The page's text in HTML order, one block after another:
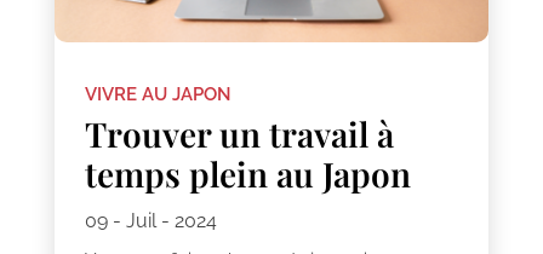
VIVRE AU JAPON
Trouver un travail à
temps plein au Japon
09 - Juil - 2024